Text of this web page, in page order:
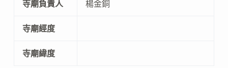
寺廟負責人 楊金銅
寺廟經度
寺廟緯度